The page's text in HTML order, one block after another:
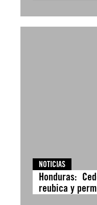
NOTICIAS
Honduras:
reubica y